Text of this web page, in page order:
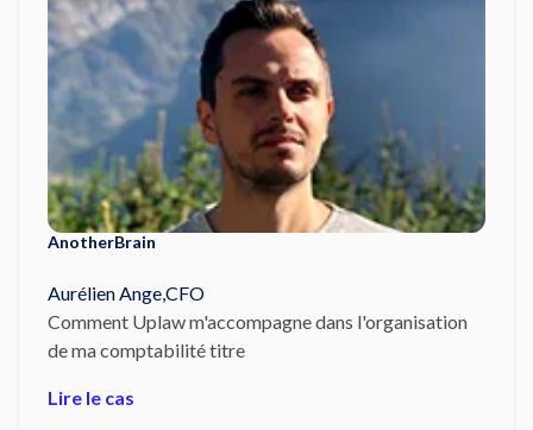
AnotherBrain
Aurélien Ange,CFO
Comment Uplaw m'accompagne dans l'organisation
de ma comptabilité titre
Lire le cas